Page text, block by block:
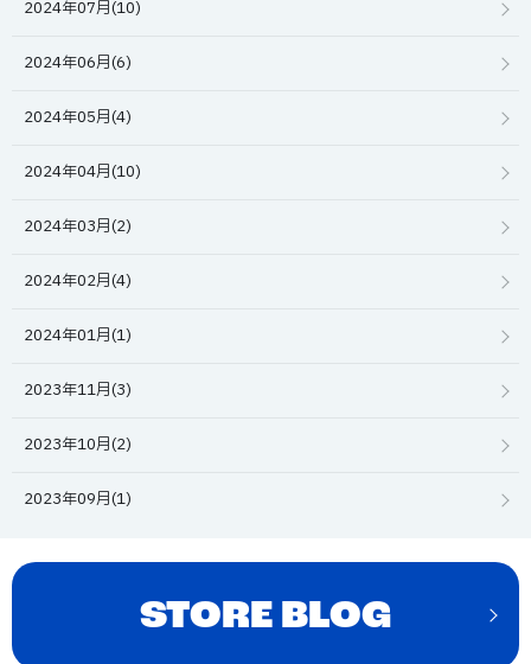
2024年07月(10)
2024年06月(6)
2024年05月(4)
2024年04月(10)
2024年03月(2)
2024年02月(4)
2024年01月(1)
2023年11月(3)
2023年10月(2)
2023年09月(1)
STORE BLOG